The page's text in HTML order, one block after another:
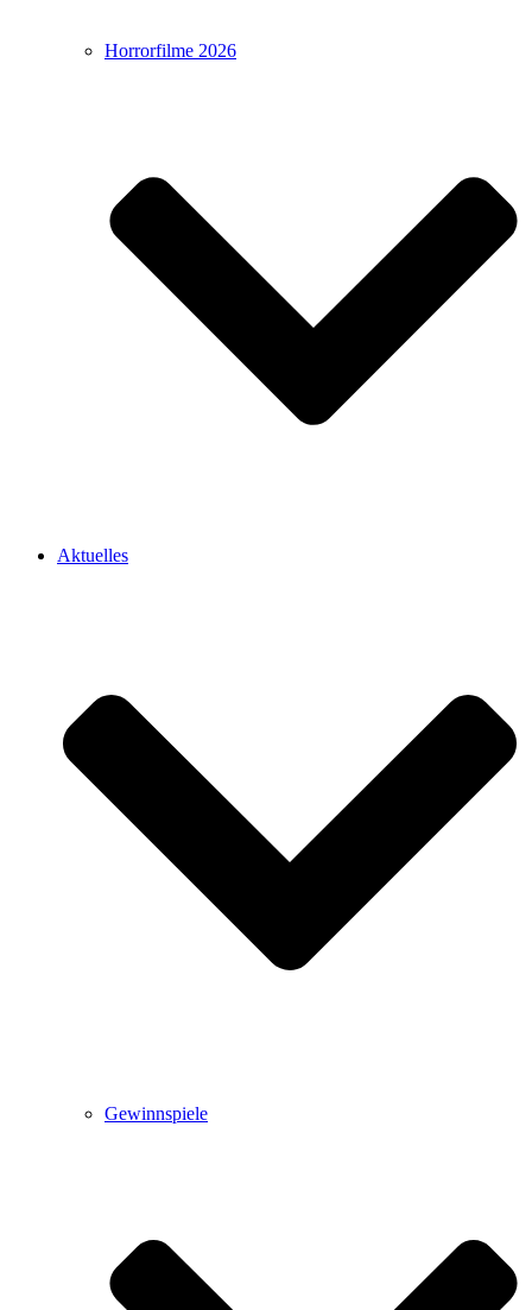
Horrorfilme 2026
Aktuelles
Gewinnspiele